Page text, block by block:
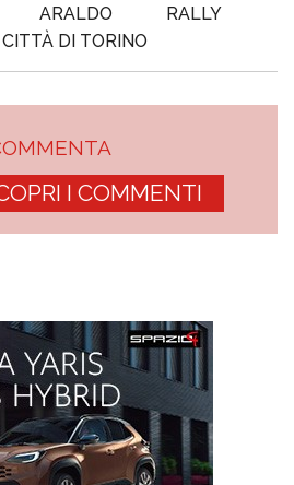
ARALDO
RALLY
CITTÀ DI TORINO
I COMMENTI